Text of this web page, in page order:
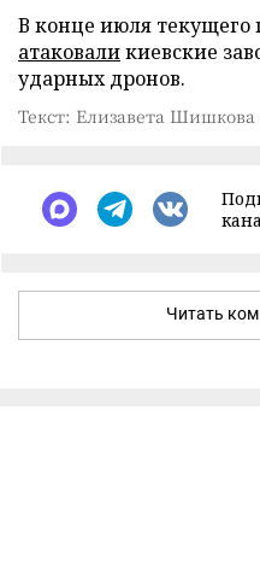
В конце июля текущего
атаковаликиевские
ударных дронов.
Текст: Елизавета Шишкова
Читать